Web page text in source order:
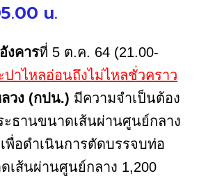
น.
งคารที่ 5 ต.ค. 64 (21.00-
ปาไหลอ่อนถึงไม่ไหลชั่วคราว
วง (กปน.) มีความจำเป็นต้อง
ะธานขนาดเส้นผ่านศูนย์กลาง
พื่อดำเนินการตัดบรรจบท่อ
เส้นผ่านศูนย์กลาง 1,200